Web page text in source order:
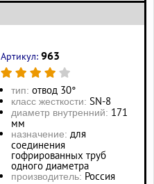
Артикул: 963
тип: отвод 30°
класс жесткости: SN-8
диаметр внутренний: 171
мм
назначение: для
соединения
гофрированных труб
одного диаметра
производитель: Россия